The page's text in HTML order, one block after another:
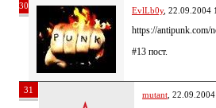
30 EvlLb0y, 22.09.2004
https://antipunk.com/
#13 пост.
31 mutant ,